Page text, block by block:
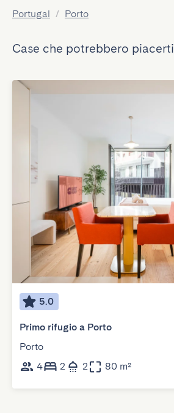
Portugal / Porto
Case che potrebbero piacerti
5.0
Primo rifugio a Porto
Porto
4
2 2 80 m²